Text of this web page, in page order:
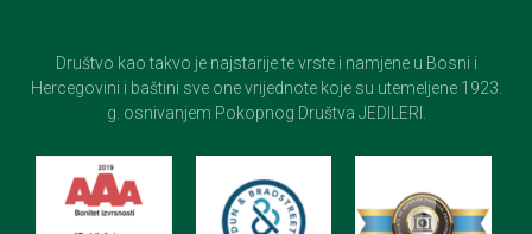
Društvo kao takvo je najstarije te vrste i namjene u Bosni i
Hercegovini i baštini sve one vrijednote koje su utemeljene 1923.
g. osnivanjem Pokopnog Društva JEDILERI.